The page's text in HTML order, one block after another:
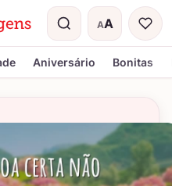
AA
Tamanho do
Aniversário Bonitas